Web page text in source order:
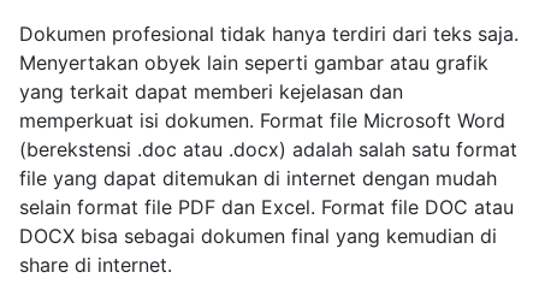
Dokumen profesional tidak hanya terdiri dari teks saja.
Menyertakan obyek lain seperti gambar atau grafik
yang terkait dapat memberi kejelasan dan
memperkuat isi dokumen. Format file Microsoft Word
(berekstensi .doc atau .docx) adalah salah satu format
file yang dapat ditemukan di internet dengan mudah
selain format file PDF dan Excel. Format file DOC atau
DOCX bisa sebagai dokumen final yang kemudian di
share di internet.